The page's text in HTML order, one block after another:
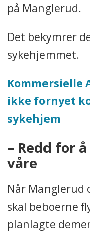
på Manglerud.
Det bekymrer
sykehjemmet.
Kommersielle
ikke fornyet
sykehjem
– Redd for
våre
Når Manglerud
skal beboerne
planlagte